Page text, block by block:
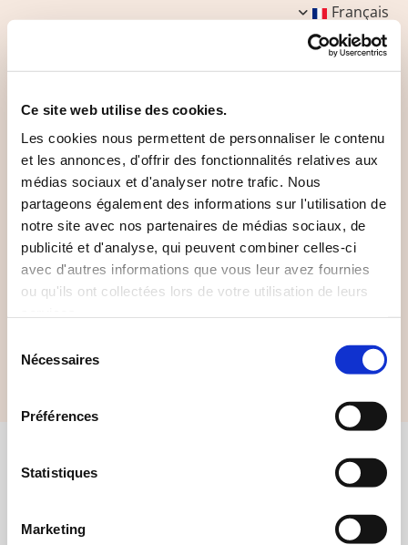
Ce site web utilise des cookies.
Les cookies nous permettent de personnaliser le contenu
et les annonces, d'offrir des fonctionnalités relatives aux
médias sociaux et d'analyser notre trafic. Nous
partageons également des informations sur l'utilisation de
notre site avec nos partenaires de médias sociaux, de
publicité et d'analyse, qui peuvent combiner celles-ci
avec d'autres informations que vous leur avez fournies
ou qu'ils ont collectées lors de votre utilisation de leurs
Nécessaires
Préférences
Statistiques
Marketing
Français
Workcamps
Ces dernières années, nous avons organisé deux
workcamps, des chantiers internationaux de dix jours
pendant lesquels des jeunes du monde entier
viennent découvrir l'écovillage et participer à son